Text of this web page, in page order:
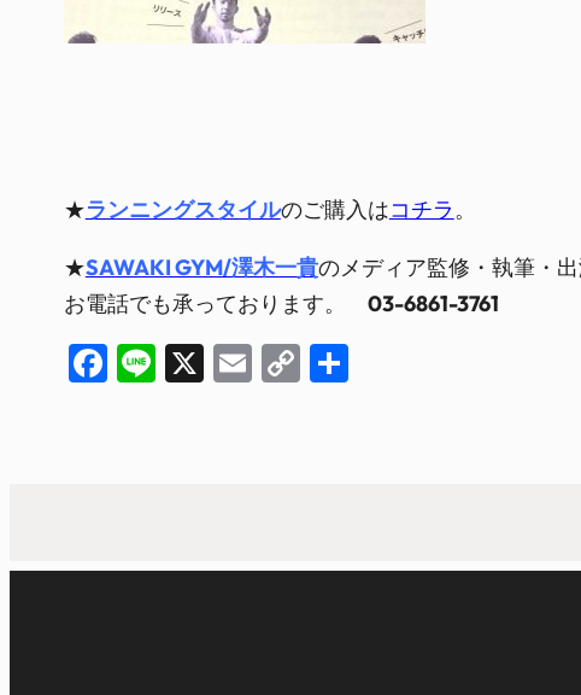
★ランニングスタイルのご購入はコチラ。
★SAWAKI GYM/澤木一貴のメディア監修・執筆・
お電話でも承っております。 03-6861-3761
Facebook
Line
X Email
Copy
共